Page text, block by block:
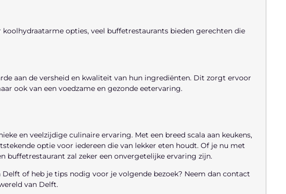
opties, veel buffetrestaurants bieden gerechten die
aan de versheid en kwaliteit van hun ingrediënten. Dit zorgt ervoor
ook van een voedzame en gezonde eetervaring.
en veelzijdige culinaire ervaring. Met een breed scala aan keukens,
optie voor iedereen die van lekker eten houdt. Of je nu met
buffetrestaurant zal zeker een onvergetelijke ervaring zijn.
of heb je tips nodig voor je volgende bezoek? Neem dan contact
van Delft.